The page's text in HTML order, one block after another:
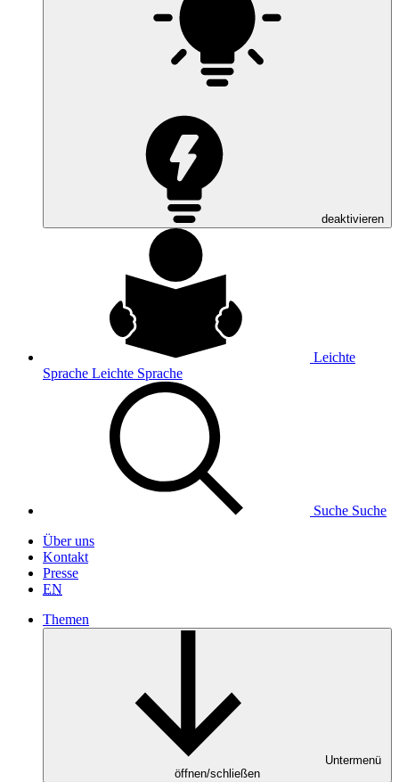
deaktivieren
Leichte
Sprache Leichte Sprache
Suche Suche
Über uns
Kontakt
Presse
EN
Themen
Untermenü
öffnen/schließen